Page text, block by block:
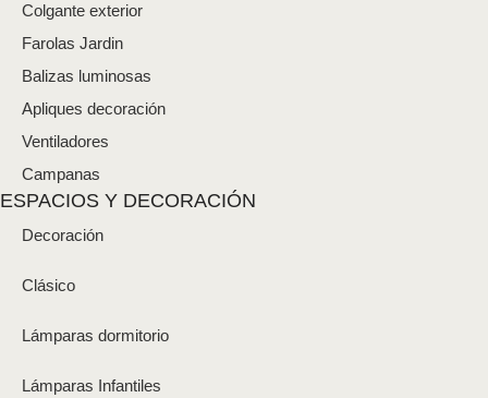
Colgante exterior
Farolas Jardin
Balizas luminosas
Apliques decoración
Ventiladores
Campanas
ESPACIOS Y DECORACIÓN
Decoración
Clásico
Lámparas dormitorio
Lámparas Infantiles